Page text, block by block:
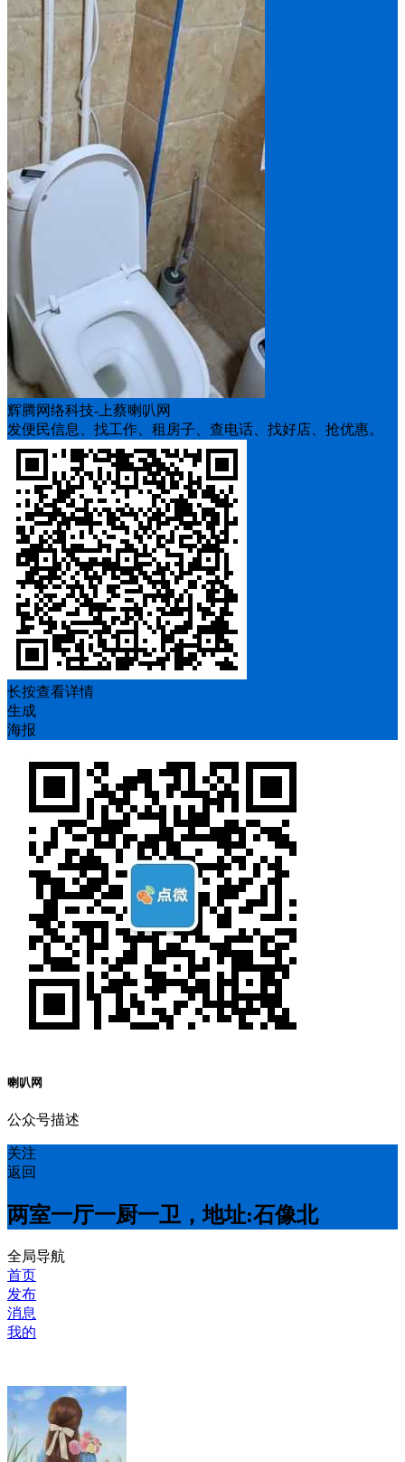
辉腾网络科技-上蔡喇叭网
发便民信息、找工作、租房子、查电话、找好店、抢优惠。
长按查看详情
生成
海报
喇叭网
公众号描述
关注
返回
两室一厅一厨一卫，地址:石像北
全局导航
首页
发布
消息
我的